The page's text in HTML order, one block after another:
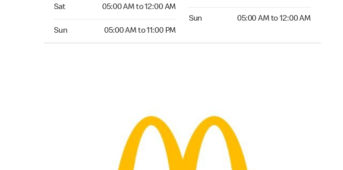
Sat 05:00 AM to 12:00 AM
Sun 05:00 AM to 11:00 PM
Sun 05:00 AM to 12:00 AM